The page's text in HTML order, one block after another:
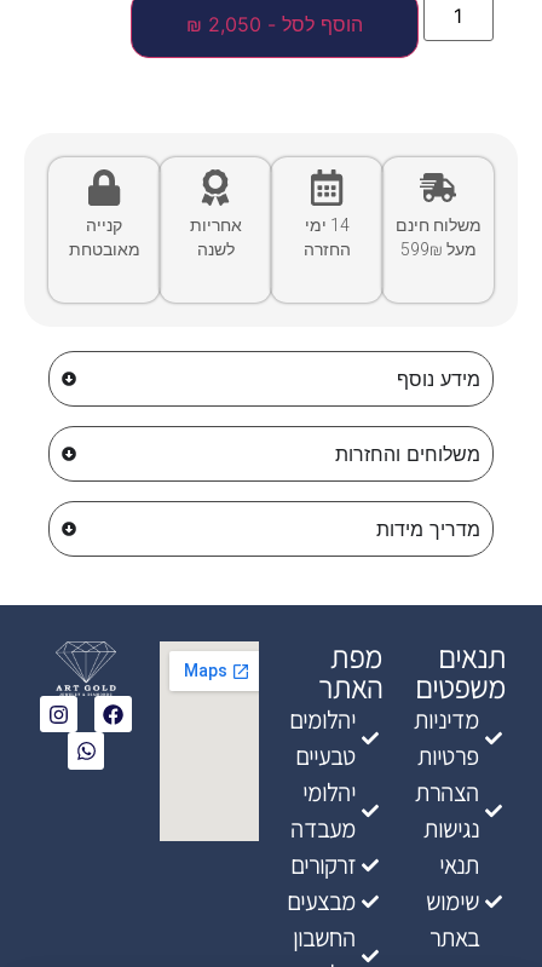
הוסף לסל - 2,050 ₪
קנייה
מאובטחת
אחריות
לשנה
14 ימי
החזרה
משלוח חינם
מעל 599₪
מידע נוסף
משלוחים והחזרות
מדריך מידות
מפת
האתר
יהלומים
טבעיים
יהלומי
מעבדה
זרקורים
מבצעים
החשבון
תנאים
משפטים
מדיניות
פרטיות
הצהרת
נגישות
תנאי
שימוש
באתר